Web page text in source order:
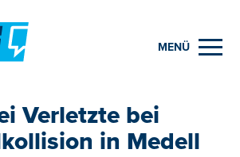
MENÜ
Verletzte bei
in Medell